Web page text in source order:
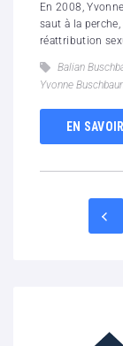
En 2008,
saut à la
réattribution
Balian
Yvonne
EN